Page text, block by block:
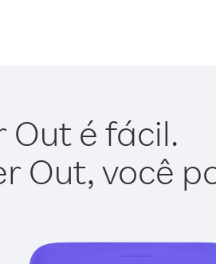
é fácil.
Out, você